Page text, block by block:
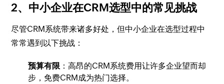
2、中小企业在CRM选型中的常见挑战
尽管CRM系统带来诸多好处，但中小企业在选型过程中
常常遇到以下挑战：
预算有限 ：高昂的CRM系统费用让许多企业望而却
步，免费CRM成为热门选择。